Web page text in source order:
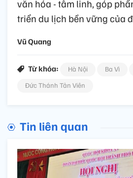
văn hóa -tâm linh, góp
triển du lịch bền vững của
Vũ Quang
Từ khóa: Hà Nội Ba Vì
Đức Thánh Tản Viên
Tin liên quan